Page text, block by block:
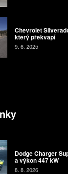
Chevrolet
který překvapí
9. 6. 2025
Dodge Charger
a výkon 447 kW
8. 8. 2026